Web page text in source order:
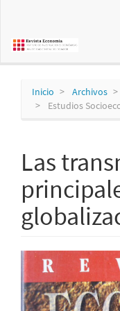
principal
Inicio Archivos
Estudios
Las
Barra
lateral